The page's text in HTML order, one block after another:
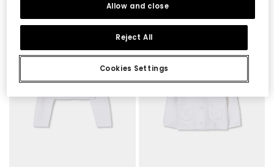
-50% -50%
Cookies Settings
Reject All
Allow and close